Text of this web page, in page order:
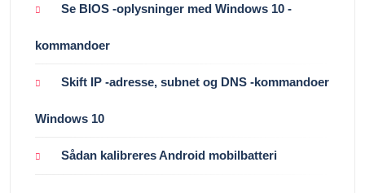
Se BIOS -oplysninger med Windows 10 -
kommandoer
Skift IP -adresse, subnet og DNS -kommandoer
Windows 10
Sådan kalibreres Android mobilbatteri